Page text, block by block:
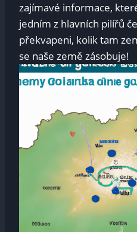
zajímavé informace,
jedním z hlavních pilířů
překvapeni, kolik tam
se naše země zásobuje!